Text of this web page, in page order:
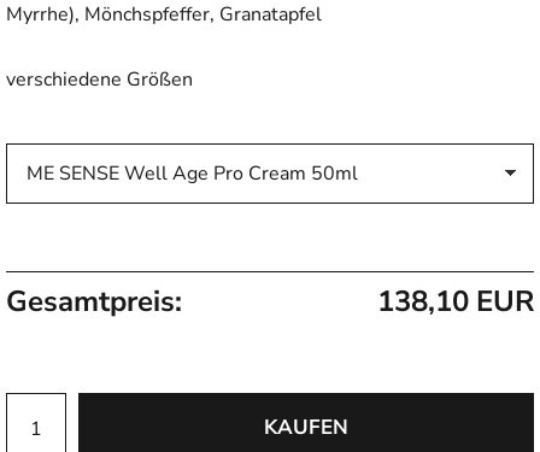
Myrrhe), Mönchspfeffer, Granatapfel
verschiedene Größen
Gesamtpreis: 138,10 EUR